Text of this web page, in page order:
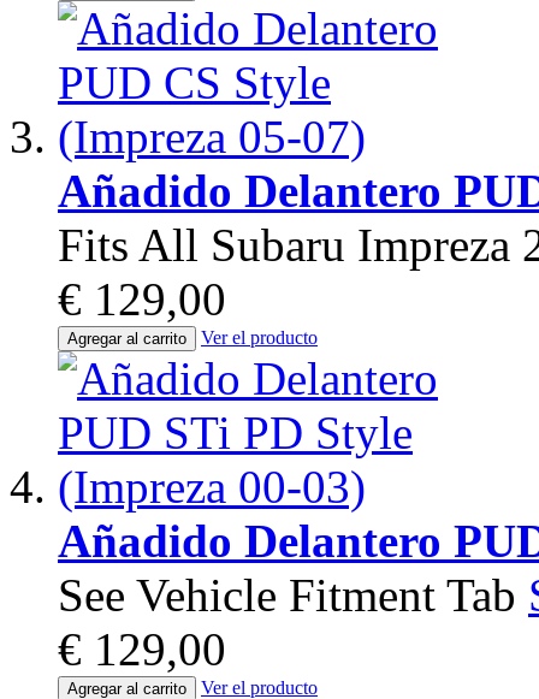
Añadido Delantero
Fits All Subaru Impreza
€ 129,00
Agregar al carrito Ver el producto
Añadido Delantero
See Vehicle Fitment Tab
€ 129,00
Agregar al carrito Ver el producto